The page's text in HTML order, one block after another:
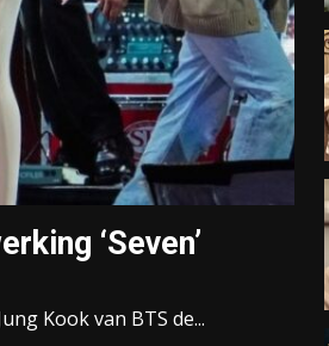
‘Seven’
Kook van BTS de...